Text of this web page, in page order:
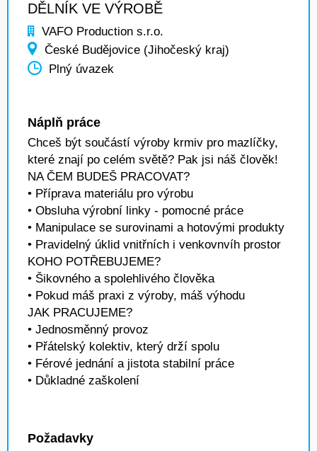
DĚLNÍK VE VÝROBĚ
VAFO Production s.r.o.
České Budějovice (Jihočeský kraj)
Plný úvazek
Náplň práce
Chceš být součástí výroby krmiv pro mazlíčky,
které znají po celém světě? Pak jsi náš člověk!
NA ČEM BUDEŠ PRACOVAT?
• Příprava materiálu pro výrobu
• Obsluha výrobní linky - pomocné práce
• Manipulace se surovinami a hotovými produkty
• Pravidelný úklid vnitřních i venkovnvíh prostor
KOHO POTŘEBUJEME?
• Šikovného a spolehlivého člověka
• Pokud máš praxi z výroby, máš výhodu
JAK PRACUJEME?
• Jednosměnný provoz
• Přátelský kolektiv, který drží spolu
• Férové jednání a jistota stabilní práce
• Důkladné zaškolení
Požadavky